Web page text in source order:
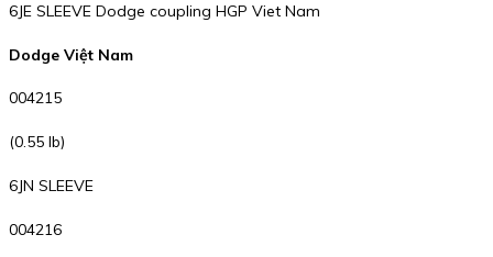
6JE SLEEVE Dodge coupling HGP Viet Nam
Dodge Việt Nam
004215
(0.55 lb)
6JN SLEEVE
004216